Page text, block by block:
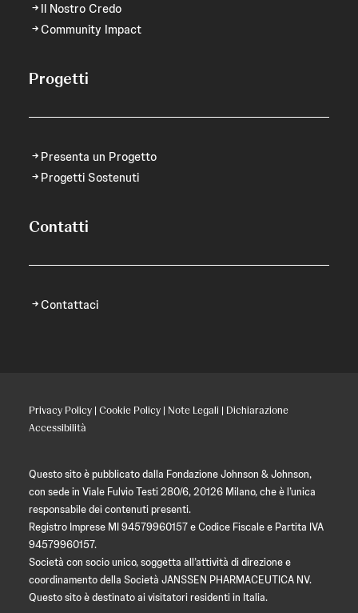
Il Nostro Credo
Community Impact
Progetti
Presenta un Progetto
Progetti Sostenuti
Contatti
Contattaci
Privacy Policy | Cookie Policy | Note Legali | Dichiarazione
Accessibilità
Questo sito è pubblicato dalla Fondazione Johnson & Johnson,
con sede in Viale Fulvio Testi 280/6, 20126 Milano, che è l’unica
responsabile dei contenuti presenti.
Registro Imprese MI 94579960157 e Codice Fiscale e Partita IVA
94579960157.
Società con socio unico, soggetta all’attività di direzione e
coordinamento della Società JANSSEN PHARMACEUTICA NV.
Questo sito è destinato ai visitatori residenti in Italia.